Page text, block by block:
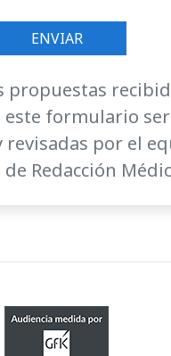
propuestas
este formulario
revisadas por el
Redacción